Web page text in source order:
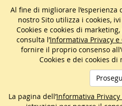
Al fine di migliorare l’esperienza
nostro Sito utilizza i cookies,
Cookies e cookies di
consulta l’Informativa Privacy e
fornire il proprio consenso
Cookies e dei cookies di
La pagina dell’Informativa Privacy